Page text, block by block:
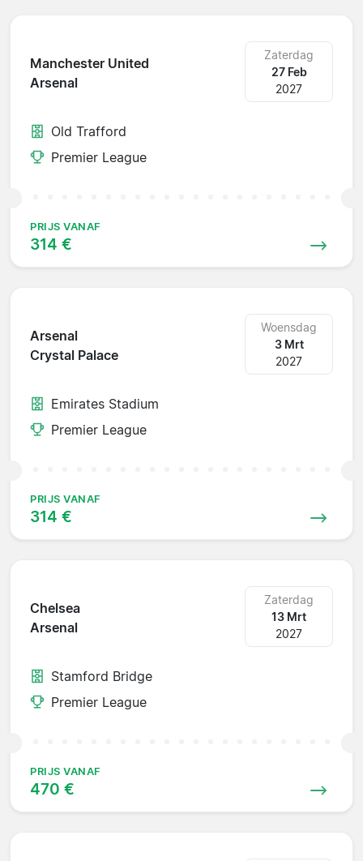
Manchester United
Arsenal
Zaterdag
27 Feb
2027
Old Trafford
Premier League
PRIJS VANAF
314 €
Arsenal
Crystal Palace
Woensdag
3 Mrt
2027
Emirates Stadium
Premier League
PRIJS VANAF
314 €
Chelsea
Arsenal
Zaterdag
13 Mrt
2027
Stamford Bridge
Premier League
PRIJS VANAF
470 €